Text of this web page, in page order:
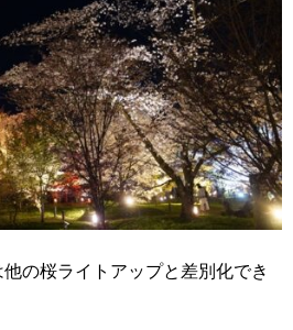
の桜ライトアップと差別化でき